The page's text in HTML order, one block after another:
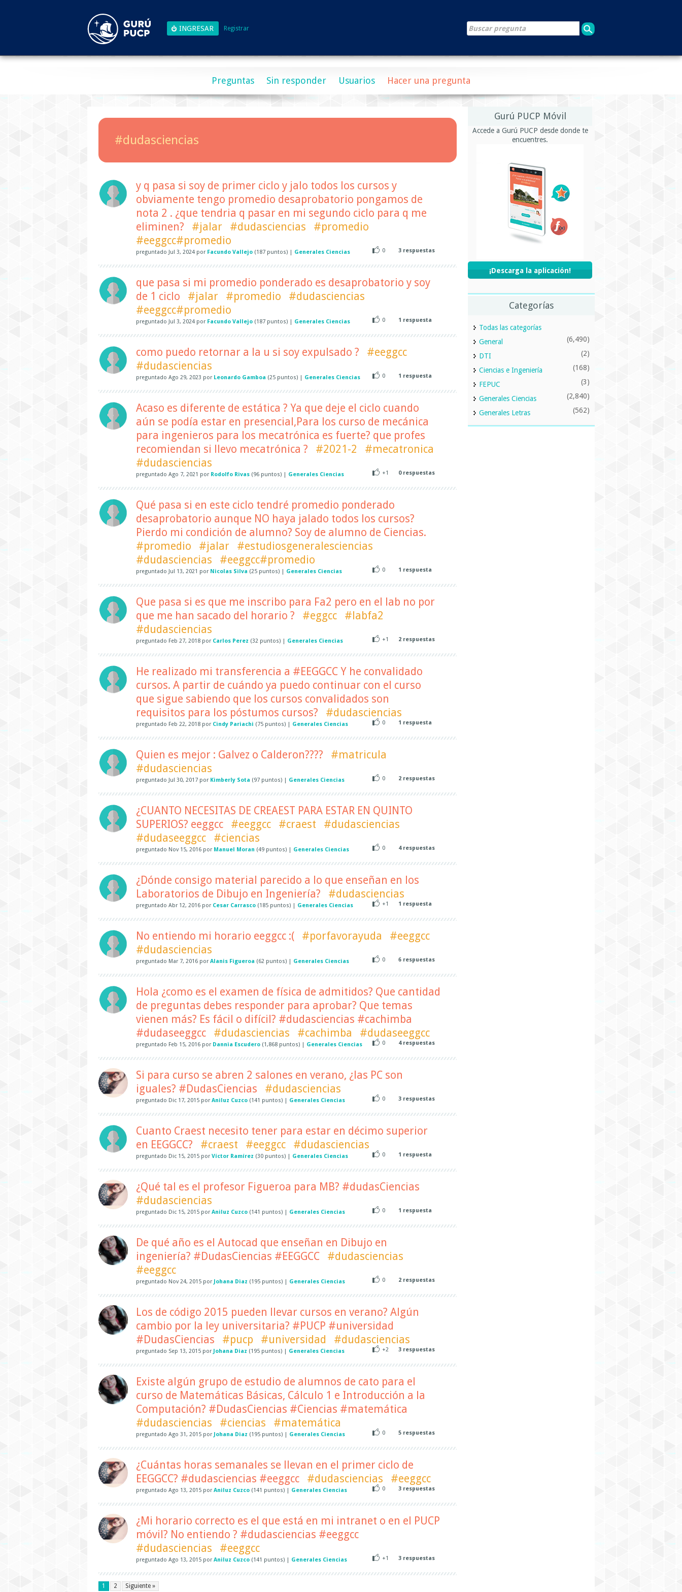
Registrar
Preguntas Sin responder Usuarios Hacer una pregunta
#dudasciencias
y q pasa si soy de primer ciclo y jalo todos los cursos y
obviamente tengo promedio desaprobatorio pongamos de
nota 2 . ¿que tendria q pasar en mi segundo ciclo para q me
eliminen?
#jalar #dudasciencias
#promedio
#eeggcc#promedio
preguntado Jul 3, 2024 por Facundo Vallejo (187 puntos) Generales Ciencias 0 3 respuestas
que pasa si mi promedio ponderado es desaprobatorio y soy
de 1 ciclo
#jalar #promedio
#dudasciencias
#eeggcc#promedio
preguntado Jul 3, 2024 por Facundo Vallejo (187 puntos) Generales Ciencias 0 1 respuesta
como puedo retornar a la u si soy expulsado ?
#eeggcc
#dudasciencias
preguntado Ago 29, 2023 por Leonardo Gamboa (25 puntos) Generales Ciencias 0 1 respuesta
Acaso es diferente de estática ? Ya que deje el ciclo cuando
aún se podía estar en presencial,Para los curso de mecánica
para ingenieros para los mecatrónica es fuerte? que profes
recomiendan si llevo mecatrónica ?
#2021-2
#mecatronica
#dudasciencias
preguntado Ago 7, 2021 por Rodolfo Rivas (96 puntos) Generales Ciencias +1 0respuestas
Qué pasa si en este ciclo tendré promedio ponderado
desaprobatorio aunque NO haya jalado todos los cursos?
Pierdo mi condición de alumno? Soy de alumno de Ciencias.
#promedio
#jalar
#estudiosgeneralesciencias
#dudasciencias
#eeggcc#promedio
preguntado Jul 13, 2021 por Nicolas Silva (25 puntos) Generales Ciencias 0 1 respuesta
Que pasa si es que me inscribo para Fa2 pero en el lab no por
que me han sacado del horario ?
#eggcc
#labfa2
#dudasciencias
preguntado Feb 27, 2018 por Carlos Perez (32 puntos) Generales Ciencias +1 2 respuestas
He realizado mi transferencia a #EEGGCC Y he convalidado
cursos. A partir de cuándo ya puedo continuar con el curso
que sigue sabiendo que los cursos convalidados son
requisitos para los póstumos cursos?
#dudasciencias
preguntado Feb 22, 2018 por Cindy Pariachi (75 puntos) Generales Ciencias 0 1 respuesta
Quien es mejor : Galvez o Calderon????
#matricula
#dudasciencias
preguntado Jul 30, 2017 por Kimberly Sota (97 puntos) Generales Ciencias 0 2 respuestas
¿CUANTO NECESITAS DE CREAEST PARA ESTAR EN QUINTO
SUPERIOS? eeggcc
#eeggcc #craest
#dudasciencias
#dudaseeggcc
#ciencias
preguntado Nov 15, 2016 por Manuel Moran (49 puntos) Generales Ciencias 0 4respuestas
¿Dónde consigo material parecido a lo que enseñan en los
Laboratorios de Dibujo en Ingeniería?
#dudasciencias
preguntado Abr 12, 2016 por Cesar Carrasco (185 puntos) Generales Ciencias +1 1 respuesta
No entiendo mi horario eeggcc :( #porfavorayuda
#eeggcc
#dudasciencias
preguntado Mar 7, 2016 por Alanis Figueroa (62 puntos) Generales Ciencias 0 6 respuestas
Hola ¿como es el examen de física de admitidos? Que cantidad
de preguntas debes responder para aprobar? Que temas
vienen más? Es fácil o difícil? #dudasciencias #cachimba
#dudaseeggcc
#dudasciencias #cachimba #dudaseeggcc
preguntado Feb 15, 2016 por Dannia Escudero (1,868 puntos) Generales Ciencias 0 4respuestas
Si para curso se abren 2 salones en verano, ¿las PC son
iguales? #DudasCiencias
#dudasciencias
preguntado Dic 17, 2015 por Aniluz Cuzco (141 puntos) Generales Ciencias 0 3 respuestas
Cuanto Craest necesito tener para estar en décimo superior
en EEGGCC?
#craest #eeggcc #dudasciencias
preguntado Dic 15, 2015 por Víctor Ramírez (30 puntos) Generales Ciencias 0 1 respuesta
¿Qué tal es el profesor Figueroa para MB? #dudasCiencias
#dudasciencias
preguntado Dic 15, 2015 por Aniluz Cuzco (141 puntos) Generales Ciencias 0 1 respuesta
De qué año es el Autocad que enseñan en Dibujo en
ingeniería? #DudasCiencias #EEGGCC
#dudasciencias
#eeggcc
preguntado Nov 24, 2015 por Johana Diaz (195 puntos) Generales Ciencias 0 2 respuestas
Los de código 2015 pueden llevar cursos en verano? Algún
cambio por la ley universitaria? #PUCP #universidad
#DudasCiencias
#pucp #universidad #dudasciencias
preguntado Sep 13, 2015 por Johana Diaz (195 puntos) Generales Ciencias +2 3 respuestas
Existe algún grupo de estudio de alumnos de cato para el
curso de Matemáticas Básicas, Cálculo 1 e Introducción a la
Computación? #DudasCiencias #Ciencias #matemática
#dudasciencias
#ciencias #matemática
preguntado Ago 31, 2015 por Johana Diaz (195 puntos) Generales Ciencias 0 5 respuestas
¿Cuántas horas semanales se llevan en el primer ciclo de
EEGGCC? #dudasciencias #eeggcc
#dudasciencias #eeggcc
preguntado Ago 13, 2015 por Aniluz Cuzco (141 puntos) Generales Ciencias 0 3 respuestas
¿Mi horario correcto es el que está en mi intranet o en el PUCP
móvil? No entiendo ? #dudasciencias #eeggcc
#dudasciencias
#eeggcc
preguntado Ago 13, 2015 por Aniluz Cuzco (141 puntos) Generales Ciencias +1 3 respuestas
1 2 Siguiente »
Gurú PUCP Móvil
Accede a Gurú PUCP desde donde te
encuentres.
¡Descarga la aplicación!
Categorías
Todas las categorías
General
(6,490)
DTI (2)
Ciencias e Ingeniería (168)
FEPUC (3)
Generales Ciencias (2,840)
Generales Letras (562)